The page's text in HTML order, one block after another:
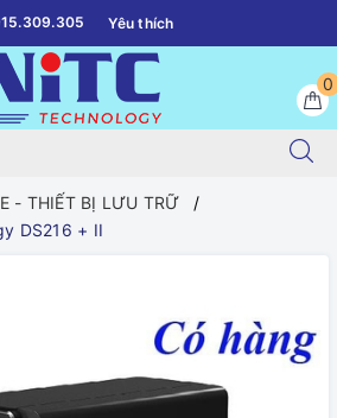
Yêu thích
0
- THIẾT BỊ LƯU TRỮ
DS216 + II